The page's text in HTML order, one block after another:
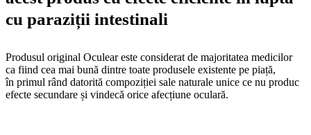
cu paraziții intestinali
Produsul original Oculear este considerat de majoritatea medicilor
ca fiind cea mai bună dintre toate produsele existente pe piață,
în primul rând datorită compoziției sale naturale unice ce nu produc
efecte secundare și vindecă orice afecțiune oculară.